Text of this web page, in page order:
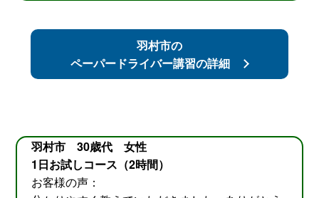
羽村市の
ペーパードライバー講習の詳細
羽村市 30歳代 女性
1日お試しコース（2時間）
お客様の声：